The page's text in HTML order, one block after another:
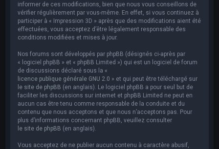
informer de ces modifications, bien que nous vous conseillons de
vérifier régulièrement par vous-même. En effet, si vous continuez à
participer à « Impression 3D » après que des modifications aient été
effectuées, vous acceptez d’être légalement responsable des
conditions modifiées et mises à jour.
Nos forums sont développés par phpBB (désignés ci-après par
« logiciel phpBB » et « phpBB Limited ») qui est un logiciel de forum
de discussions déclaré sous la «
licence publique générale GNU 2.0 » et qui peut être téléchargé sur
le site de phpBB (en anglais). Le logiciel phpBB a pour seul but de
faciliter les discussions sur internet et phpBB Limited ne peut en
aucun cas être tenu comme responsable de la conduite et du
contenu que nous acceptons et que nous n’acceptons pas. Pour
plus d’informations concernant phpBB, veuillez consulter
le site de phpBB (en anglais).
Vous acceptez de ne publier aucun contenu à caractère abusif,